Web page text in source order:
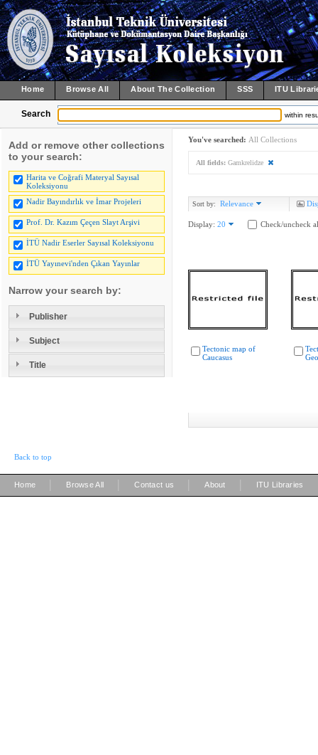
Home Browse All About The Collection SSS ITU
Search within
Add or remove other collections
to your search:
Harita ve Coğrafi Materyal Sayısal
Koleksiyonu
Nadir Bayındırlık ve İmar Projeleri
Prof. Dr. Kazım Çeçen Slayt Arşivi
İTÜ Nadir Eserler Sayısal Koleksiyonu
İTÜ Yayınevi'nden Çıkan Yayınlar
Narrow your search by:
Publisher
Subject
Title
You've searched: All Collections
All fields: Gamkrelidze
Sort by: Relevance
Display: 20 Check/uncheck
Tectonic map of
Caucasus
Back to top
Home Browse All Contact us About ITU Libraries